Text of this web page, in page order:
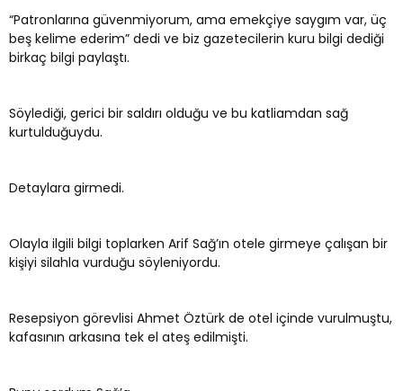
“Patronlarına güvenmiyorum, ama emekçiye saygım var, üç
beş kelime ederim” dedi ve biz gazetecilerin kuru bilgi dediği
birkaç bilgi paylaştı.
Söylediği, gerici bir saldırı olduğu ve bu katliamdan sağ
kurtulduğuydu.
Detaylara girmedi.
Olayla ilgili bilgi toplarken Arif Sağ’ın otele girmeye çalışan bir
kişiyi silahla vurduğu söyleniyordu.
Resepsiyon görevlisi Ahmet Öztürk de otel içinde vurulmuştu,
kafasının arkasına tek el ateş edilmişti.